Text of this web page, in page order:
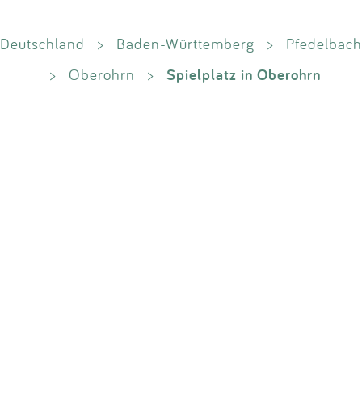
Deutschland > Baden-Württemberg >
Pfedelbach
>
Oberohrn > Spielplatz in Oberohrn